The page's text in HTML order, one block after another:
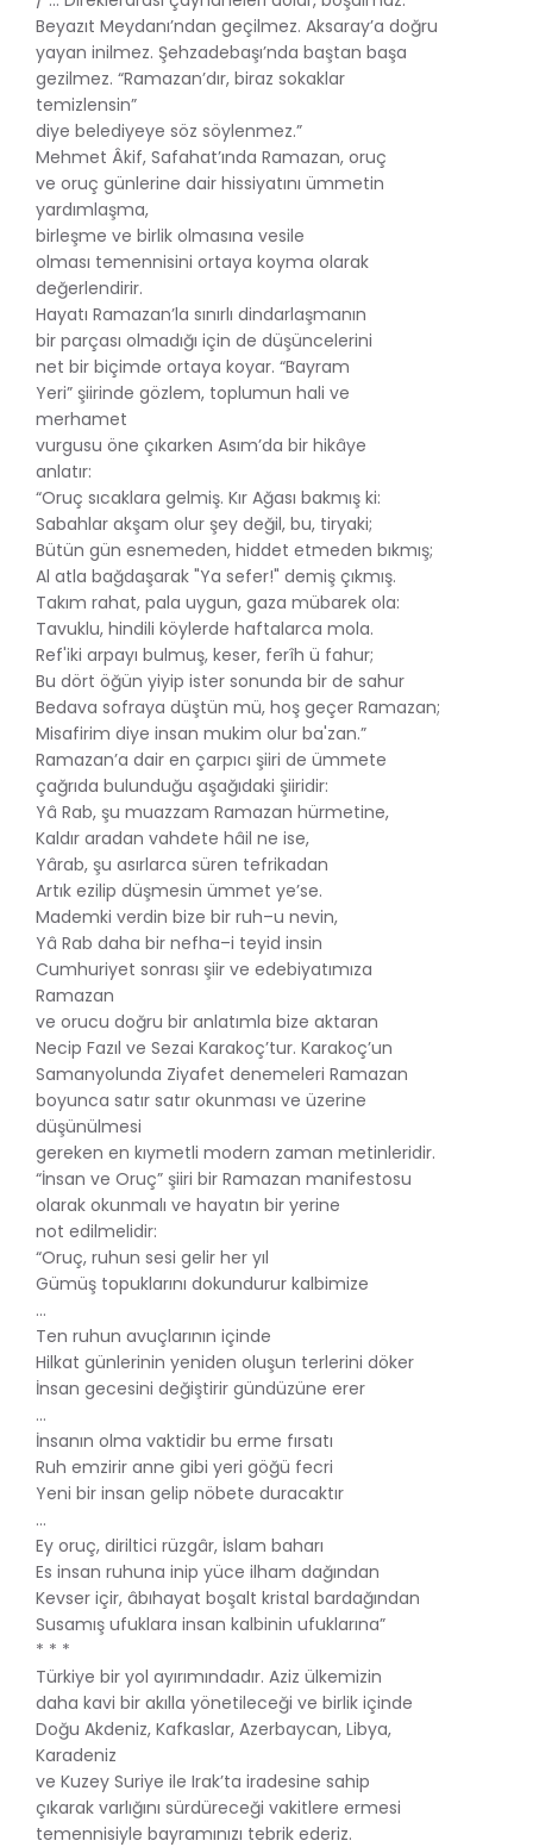
Beyazıt Meydanı’ndan geçilmez. Aksaray’a doğru
yayan inilmez. Şehzadebaşı’nda baştan başa
gezilmez. “Ramazan’dır, biraz sokaklar
temizlensin”
diye belediyeye söz söylenmez.”
Mehmet Âkif, Safahat’ında Ramazan, oruç
ve oruç günlerine dair hissiyatını ümmetin
yardımlaşma,
birleşme ve birlik olmasına vesile
olması temennisini ortaya koyma olarak
değerlendirir.
Hayatı Ramazan’la sınırlı dindarlaşmanın
bir parçası olmadığı için de düşüncelerini
net bir biçimde ortaya koyar. “Bayram
Yeri” şiirinde gözlem, toplumun hali ve
merhamet
vurgusu öne çıkarken Asım’da bir hikâye
anlatır:
“Oruç sıcaklara gelmiş. Kır Ağası bakmış ki:
Sabahlar akşam olur şey değil, bu, tiryaki;
Bütün gün esnemeden, hiddet etmeden bıkmış;
Al atla bağdaşarak "Ya sefer!" demiş çıkmış.
Takım rahat, pala uygun, gaza mübarek ola:
Tavuklu, hindili köylerde haftalarca mola.
Ref'iki arpayı bulmuş, keser, ferîh ü fahur;
Bu dört öğün yiyip ister sonunda bir de sahur
Bedava sofraya düştün mü, hoş geçer Ramazan;
Misafirim diye insan mukim olur ba'zan.”
Ramazan’a dair en çarpıcı şiiri de ümmete
çağrıda bulunduğu aşağıdaki şiiridir:
Yâ Rab, şu muazzam Ramazan hürmetine,
Kaldır aradan vahdete hâil ne ise,
Yârab, şu asırlarca süren tefrikadan
Artık ezilip düşmesin ümmet ye’se.
Mademki verdin bize bir ruh–u nevin,
Yâ Rab daha bir nefha–i teyid insin
Cumhuriyet sonrası şiir ve edebiyatımıza
Ramazan
ve orucu doğru bir anlatımla bize aktaran
Necip Fazıl ve Sezai Karakoç’tur. Karakoç’un
Samanyolunda Ziyafet denemeleri Ramazan
boyunca satır satır okunması ve üzerine
düşünülmesi
gereken en kıymetli modern zaman metinleridir.
“İnsan ve Oruç” şiiri bir Ramazan manifestosu
olarak okunmalı ve hayatın bir yerine
not edilmelidir:
“Oruç, ruhun sesi gelir her yıl
Gümüş topuklarını dokundurur kalbimize
…
Ten ruhun avuçlarının içinde
Hilkat günlerinin yeniden oluşun terlerini döker
İnsan gecesini değiştirir gündüzüne erer
…
İnsanın olma vaktidir bu erme fırsatı
Ruh emzirir anne gibi yeri göğü fecri
Yeni bir insan gelip nöbete duracaktır
…
Ey oruç, diriltici rüzgâr, İslam baharı
Es insan ruhuna inip yüce ilham dağından
Kevser içir, âbıhayat boşalt kristal bardağından
Susamış ufuklara insan kalbinin ufuklarına”
* * *
Türkiye bir yol ayırımındadır. Aziz ülkemizin
daha kavi bir akılla yönetileceği ve birlik içinde
Doğu Akdeniz, Kafkaslar, Azerbaycan, Libya,
Karadeniz
ve Kuzey Suriye ile Irak’ta iradesine sahip
çıkarak varlığını sürdüreceği vakitlere ermesi
temennisiyle bayramınızı tebrik ederiz.